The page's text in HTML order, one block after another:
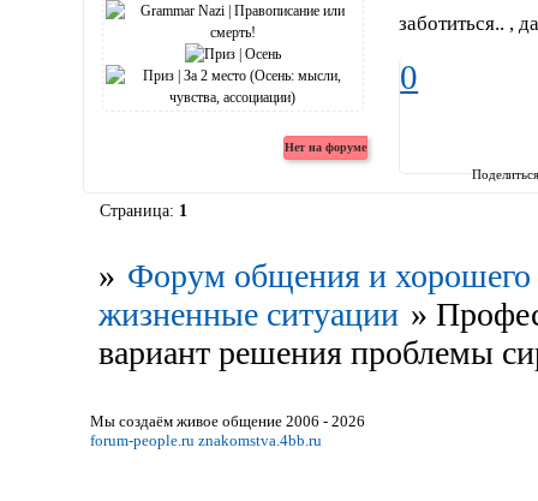
заботиться.. ,
0
Страница: 1
» Форум общения и хорошего
жизненные ситуации »
вариант решения проблемы
Мы создаём живое общение 2006 - 2026
forum-people.ru znakomstva.4bb.ru